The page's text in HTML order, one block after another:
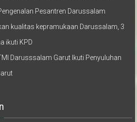
Pesantren Darussalam
kualitas kepramukaan Darussalam, 3
ikuti KPD
Darusssalam Garut Ikuti Penyuluhan